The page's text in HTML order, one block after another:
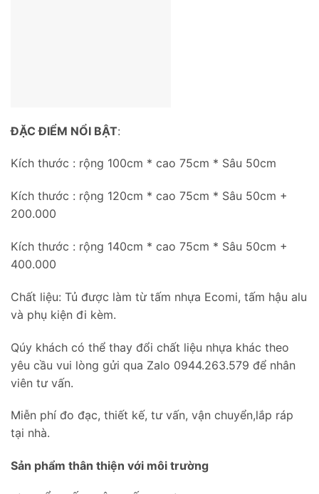
ĐẶC ĐIỂM NỔI BẬT:
Kích thước : rộng 100cm * cao 75cm * Sâu 50cm
Kích thước : rộng 120cm * cao 75cm * Sâu 50cm +
200.000
Kích thước : rộng 140cm * cao 75cm * Sâu 50cm +
400.000
Chất liệu: Tủ được làm từ tấm nhựa Ecomi, tấm hậu alu
và phụ kiện đi kèm.
Qúy khách có thể thay đổi chất liệu nhựa khác theo
yêu cầu vui lòng gửi qua Zalo 0944.263.579 để nhân
viên tư vấn.
Miễn phí đo đạc, thiết kế, tư vấn, vận chuyển,lắp ráp
tại nhà.
Sản phẩm thân thiện với môi trường